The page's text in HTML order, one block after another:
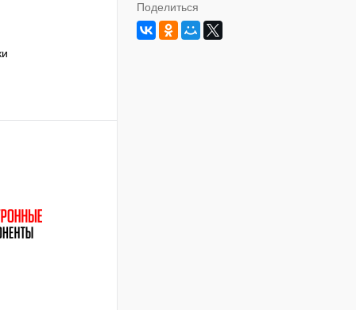
Поделиться